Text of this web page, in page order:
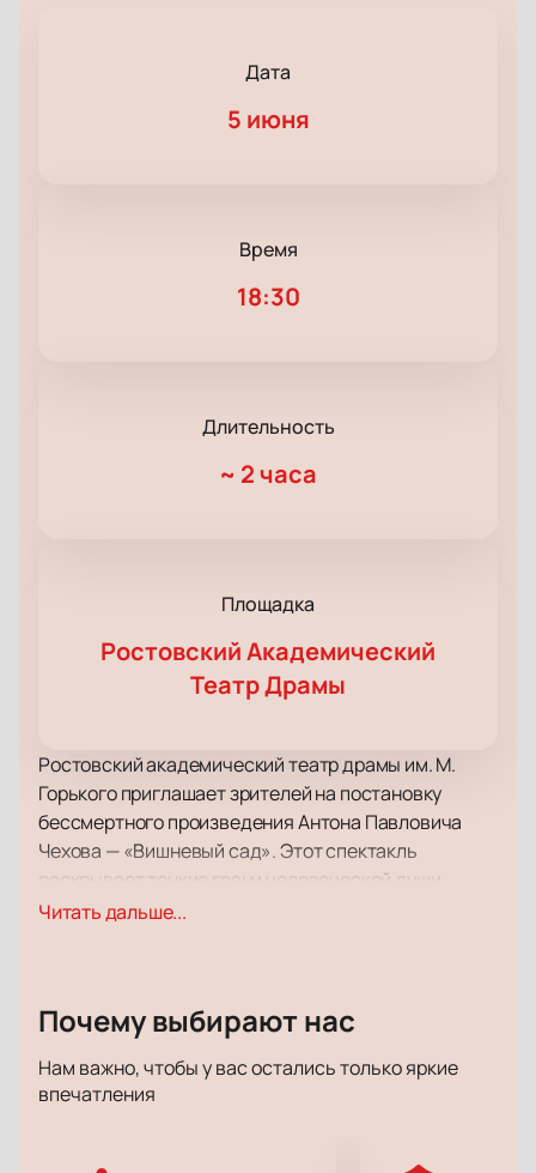
Дата
5 июня
Время
18:30
Длительность
~ 2 часа
Площадка
Ростовский Академический
Театр Драмы
Ростовский академический театр драмы им. М.
Горького приглашает зрителей на постановку
бессмертного произведения Антона Павловича
Чехова — «Вишневый сад». Этот спектакль
раскрывает тонкие грани человеческой души,
рассказывая о жизни, смене поколений, и
единую ткань жизни.
академического театра драмы, который славится
своей богатой историей и уникальной
города и привлекает зрителей своим
Читать дальше...
Почему выбирают нас
Нам важно, чтобы у вас остались только яркие
впечатления